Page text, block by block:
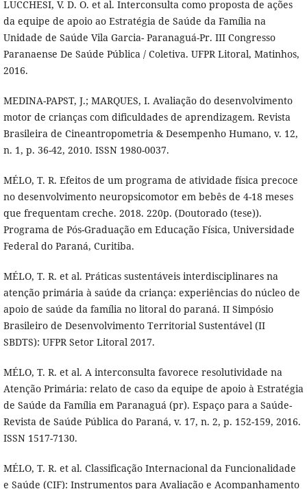
LUCCHESI, V. D. O. et al. Interconsulta como proposta de ações
da equipe de apoio ao Estratégia de Saúde da Família na
Unidade de Saúde Vila Garcia- Paranaguá-Pr. III Congresso
Paranaense De Saúde Pública / Coletiva. UFPR Litoral, Matinhos,
2016.
MEDINA-PAPST, J.; MARQUES, I. Avaliação do desenvolvimento
motor de crianças com dificuldades de aprendizagem. Revista
Brasileira de Cineantropometria & Desempenho Humano, v. 12,
n. 1, p. 36-42, 2010. ISSN 1980-0037.
MÉLO, T. R. Efeitos de um programa de atividade física precoce
no desenvolvimento neuropsicomotor em bebês de 4-18 meses
que frequentam creche. 2018. 220p. (Doutorado (tese)).
Programa de Pós-Graduação em Educação Física, Universidade
Federal do Paraná, Curitiba.
MÉLO, T. R. et al. Práticas sustentáveis interdisciplinares na
atenção primária à saúde da criança: experiências do núcleo de
apoio de saúde da família no litoral do paraná. II Simpósio
Brasileiro de Desenvolvimento Territorial Sustentável (II
SBDTS): UFPR Setor Litoral 2017.
MÉLO, T. R. et al. A interconsulta favorece resolutividade na
Atenção Primária: relato de caso da equipe de apoio à Estratégia
de Saúde da Família em Paranaguá (pr). Espaço para a Saúde-
Revista de Saúde Pública do Paraná, v. 17, n. 2, p. 152-159, 2016.
ISSN 1517-7130.
MÉLO, T. R. et al. Classificação Internacional da Funcionalidade
e Saúde (CIF): Instrumentos para Avaliação e Acompanhamento